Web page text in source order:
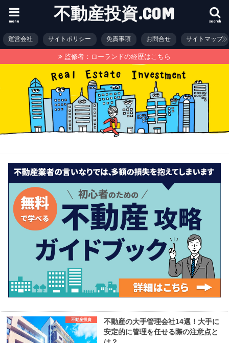
不動産投資.COM search
menu
運営会社 サイトポリシー 免責事項 お問合せ サイトマップ
監修者：ローランドの経歴はこちら
不動産投資
不動産の大手管理会社14選！大手に
安定的に管理を任せる際の注意点と